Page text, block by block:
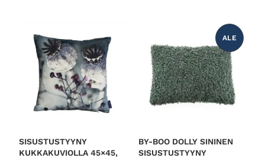
SISUSTUSTYYNY
KUKKAKUVIOLLA 45×45,
ALE
T
O
T
E
A
L
E
N
N
S
BY-BOO DOLLY SININEN
SISUSTUSTYYNY